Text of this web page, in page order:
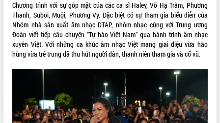
Trailer Lễ hội Sầu riêng Đắk Lắk năm
Khám bệnh, cấp phát thuốc miễn phí
Hội nghị UBND tỉnh Đắk Lắk thường kỳ
Lễ truy tặng danh hiệu “Bà Mẹ Việt
Nam Anh hùng” và trao Huân chương
Lao động
ALBUM ẢNH
Chương trình với sự góp mặt của các ca sĩ Haley, Võ Hạ Trâm, Phương
Thanh, Suboi, Muội, Phương Vy. Đặc biệt có sự tham gia biểu diễn của
Nhóm nhà sản xuất âm nhạc DTAP, nhóm nhạc cùng với Trung ương
Đoàn viết tiếp câu chuyện “Tự hào Việt Nam” qua hành trình âm nhạc
xuyên Việt. Với những ca khúc âm nhạc Việt mang giai điệu vừa hào
hùng vừa trẻ trung đã thu hút người dân, thanh niên tham gia và cổ vũ.